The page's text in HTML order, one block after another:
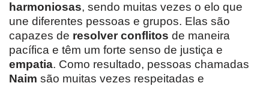
harmoniosas, sendo muitas vezes o elo que
une diferentes pessoas e grupos. Elas são
capazes de resolver conflitos de maneira
pacífica e têm um forte senso de justiça e
empatia. Como resultado, pessoas chamadas
Naim são muitas vezes respeitadas e